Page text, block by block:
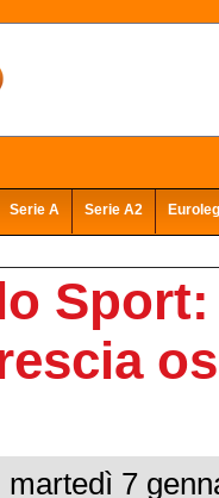
Serie A Serie A2
Sport:
7